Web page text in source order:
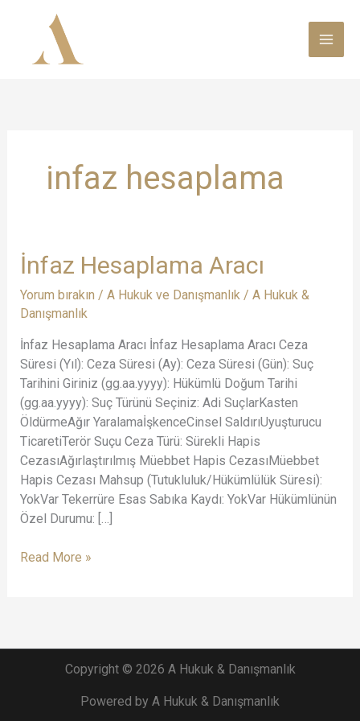
infaz hesaplama
İnfaz Hesaplama Aracı
Yorum bırakın / A Hukuk ve Danışmanlık/ A Hukuk &
Danışmanlık
İnfaz Hesaplama Aracı İnfaz Hesaplama Aracı Ceza
Süresi (Yıl): Ceza Süresi (Ay): Ceza Süresi (Gün): Suç
Tarihini Giriniz (gg.aa.yyyy): Hükümlü Doğum Tarihi
(gg.aa.yyyy): Suç Türünü Seçiniz: Adi SuçlarKasten
ÖldürmeAğır YaralamaİşkenceCinsel SaldırıUyuşturucu
TicaretiTerör Suçu Ceza Türü: Sürekli Hapis
CezasıAğırlaştırılmış Müebbet Hapis CezasıMüebbet
Hapis Cezası Mahsup (Tutukluluk/Hükümlülük Süresi):
YokVar Tekerrüre Esas Sabıka Kaydı: YokVar Hükümlünün
Özel Durumu: […]
İnfaz
Hesaplama
Aracı
Read More »
Copyright © 2026 A Hukuk & Danışmanlık
Powered by A Hukuk & Danışmanlık